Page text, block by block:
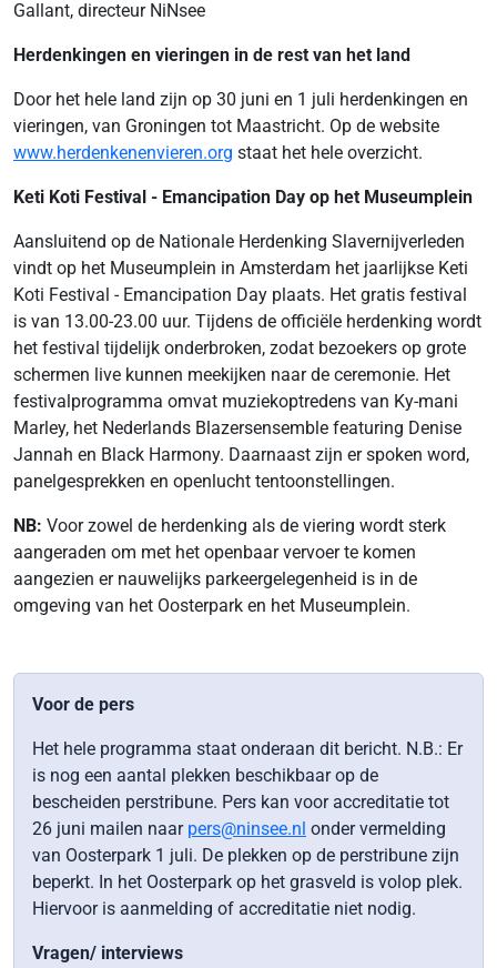
Gallant, directeur NiNsee
Herdenkingen en vieringen in de rest van het land
Door het hele land zijn op 30 juni en 1 juli herdenkingen en
vieringen, van Groningen tot Maastricht. Op de website
www.herdenkenenvieren.org staat het hele overzicht.
Keti Koti Festival - Emancipation Day op het Museumplein
Aansluitend op de Nationale Herdenking Slavernijverleden
vindt op het Museumplein in Amsterdam het jaarlijkse Keti
Koti Festival - Emancipation Day plaats. Het gratis festival
is van 13.00-23.00 uur. Tijdens de officiële herdenking wordt
het festival tijdelijk onderbroken, zodat bezoekers op grote
schermen live kunnen meekijken naar de ceremonie. Het
festivalprogramma omvat muziekoptredens van Ky-mani
Marley, het Nederlands Blazersensemble featuring Denise
Jannah en Black Harmony. Daarnaast zijn er spoken word,
panelgesprekken en openlucht tentoonstellingen.
NB: Voor zowel de herdenking als de viering wordt sterk
aangeraden om met het openbaar vervoer te komen
aangezien er nauwelijks parkeergelegenheid is in de
omgeving van het Oosterpark en het Museumplein.
Voor de pers
Het hele programma staat onderaan dit bericht. N.B.: Er
is nog een aantal plekken beschikbaar op de
bescheiden perstribune. Pers kan voor accreditatie tot
26 juni mailen naar pers@ninsee.nl onder vermelding
van Oosterpark 1 juli. De plekken op de perstribune zijn
beperkt. In het Oosterpark op het grasveld is volop plek.
Hiervoor is aanmelding of accreditatie niet nodig.
Vragen/ interviews